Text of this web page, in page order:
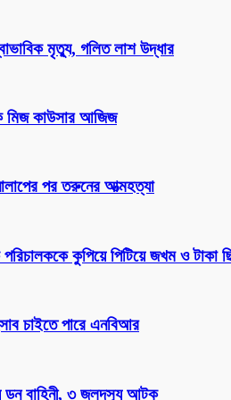
মৃত্যু, গলিত লাশ উদ্ধার
মিজ কাউসার আজিজ
পর তরুনের আত্মহত্যা
পরিচালককে কুপিয়ে পিটিয়ে জখম ও টাকা
চাইতে পারে এনবিআর
ডন বাহিনী, ৩ জলদস্যু আটক